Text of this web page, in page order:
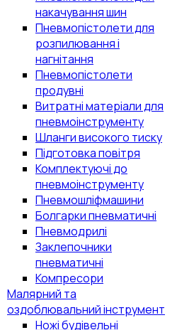
накачування шин
Пневмопістолети для
розпилювання і
нагнітання
Пневмопістолети
продувні
Витратні матеріали для
пневмоінструменту
Шланги високого тиску
Підготовка повітря
Комплектуючі до
пневмоінструменту
Пневмошліфмашини
Болгарки пневматичні
Пневмодрилі
Заклепочники
пневматичні
Компресори
Малярний та
оздоблювальний інструмент
Ножі будівельні